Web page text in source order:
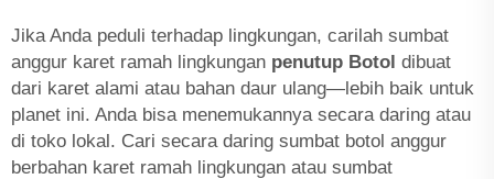
Jika Anda peduli terhadap lingkungan, carilah sumbat
anggur karet ramah lingkungan penutup Botol dibuat
dari karet alami atau bahan daur ulang—lebih baik untuk
planet ini. Anda bisa menemukannya secara daring atau
di toko lokal. Cari secara daring sumbat botol anggur
berbahan karet ramah lingkungan atau sumbat